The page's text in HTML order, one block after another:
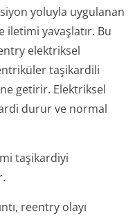
yoluyla uygulanan
iletimi yavaşlatır. Bu
elektriksel
taşikardili
getirir. Elektriksel
durur ve normal
taşikardiyi
reentry olayı